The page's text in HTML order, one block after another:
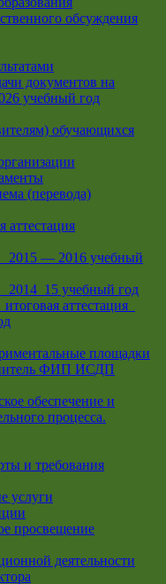
обсуждения
документов на
учебный год
обучающихся
(перевода)
аттестация
— 2016 учебный
2014_15 учебный год
аттестация_
площадки
ФИП ИСДП
обеспечение и
процесса.
и требования
услуги
просвещение
деятельности